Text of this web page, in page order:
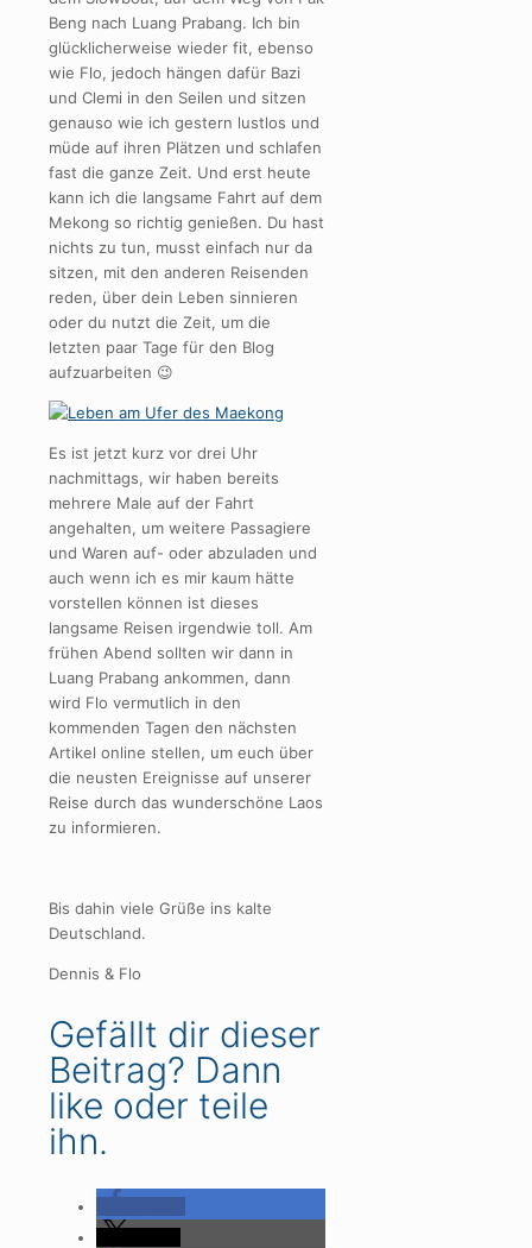
Beng nach Luang Prabang. Ich bin
glücklicherweise wieder fit, ebenso
wie Flo, jedoch hängen dafür Bazi
und Clemi in den Seilen und sitzen
genauso wie ich gestern lustlos und
müde auf ihren Plätzen und schlafen
fast die ganze Zeit. Und erst heute
kann ich die langsame Fahrt auf dem
Mekong so richtig genießen. Du hast
nichts zu tun, musst einfach nur da
sitzen, mit den anderen Reisenden
reden, über dein Leben sinnieren
oder du nutzt die Zeit, um die
letzten paar Tage für den Blog
aufzuarbeiten 😉
Es ist jetzt kurz vor drei Uhr
nachmittags, wir haben bereits
mehrere Male auf der Fahrt
angehalten, um weitere Passagiere
und Waren auf- oder abzuladen und
auch wenn ich es mir kaum hätte
vorstellen können ist dieses
langsame Reisen irgendwie toll. Am
frühen Abend sollten wir dann in
Luang Prabang ankommen, dann
wird Flo vermutlich in den
kommenden Tagen den nächsten
Artikel online stellen, um euch über
die neusten Ereignisse auf unserer
Reise durch das wunderschöne Laos
zu informieren.
Bis dahin viele Grüße ins kalte
Deutschland.
Dennis & Flo
Gefällt dir dieser
Beitrag? Dann
like oder teile
ihn.